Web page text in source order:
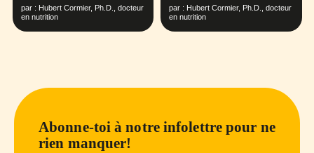
par : Hubert Cormier, Ph.D., docteur
en nutrition
par : Hubert Cormier, Ph.D., docteur
en nutrition
Abonne-toi à notre infolettre pour ne
rien manquer!